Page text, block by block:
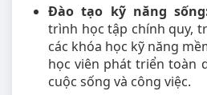
Đào tạo kỹ năng
trình học tập chính quy,
các khóa học kỹ năng
học viên phát triển toàn
cuộc sống và công việc.